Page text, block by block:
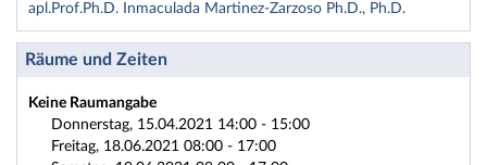
apl.Prof.Ph.D. Inmaculada Martinez-Zarzoso Ph.D., Ph.D.
Räume und Zeiten
Keine Raumangabe
Donnerstag, 15.04.2021 14:00 - 15:00
Freitag, 18.06.2021 08:00 - 17:00